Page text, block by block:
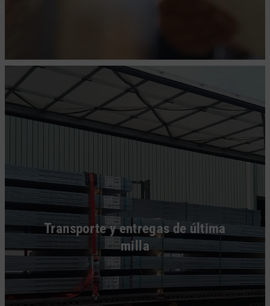
Transporte y entregas de última
milla